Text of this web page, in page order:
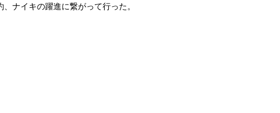
ナイキの躍進に繋がって行った。